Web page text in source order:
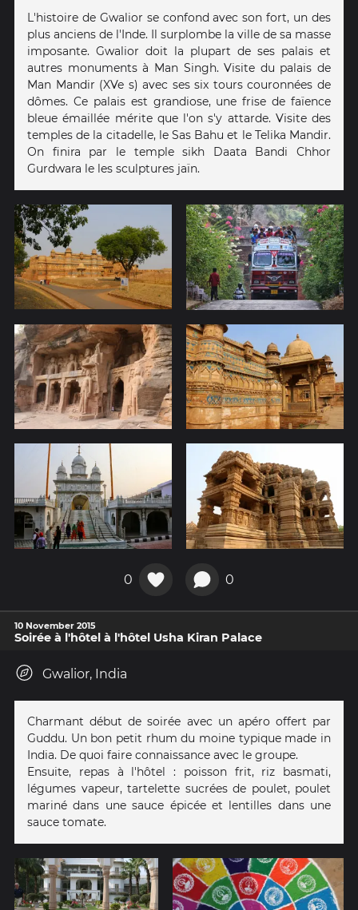
L'histoire de Gwalior se confond avec son fort, un des
plus anciens de l'Inde. Il surplombe la ville de sa masse
imposante. Gwalior doit la plupart de ses palais et
autres monuments à Man Singh. Visite du palais de
Man Mandir (XVe s) avec ses six tours couronnées de
dômes. Ce palais est grandiose, une frise de faïence
bleue émaillée mérite que l'on s'y attarde. Visite des
temples de la citadelle, le Sas Bahu et le Telika Mandir.
On finira par le temple sikh Daata Bandi Chhor
Gurdwara le les sculptures jaïn.
0 0
10 November 2015
Soirée à l'hôtel à l'hôtel Usha Kiran Palace
Gwalior, India
Charmant début de soirée avec un apéro offert par
Guddu. Un bon petit rhum du moine typique made in
India. De quoi faire connaissance avec le groupe.
Ensuite, repas à l'hôtel : poisson frit, riz basmati,
légumes vapeur, tartelette sucrées de poulet, poulet
mariné dans une sauce épicée et lentilles dans une
sauce tomate.